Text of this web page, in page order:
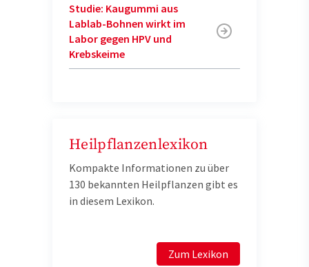
Studie: Kaugummi aus
Lablab-Bohnen wirkt im
Labor gegen HPV und
Krebskeime
Heilpflanzenlexikon
Kompakte Informationen zu über
130 bekannten Heilpflanzen gibt es
in diesem Lexikon.
Zum Lexikon